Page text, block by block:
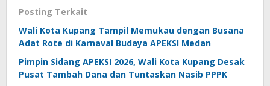
Posting Terkait
Wali Kota Kupang Tampil Memukau dengan Busana
Adat Rote di Karnaval Budaya APEKSI Medan
Pimpin Sidang APEKSI 2026, Wali Kota Kupang Desak
Pusat Tambah Dana dan Tuntaskan Nasib PPPK